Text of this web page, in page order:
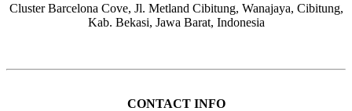
Cluster Barcelona Cove, Jl. Metland Cibitung, Wanajaya, Cibitung,
Kab. Bekasi, Jawa Barat, Indonesia
CONTACT INFO